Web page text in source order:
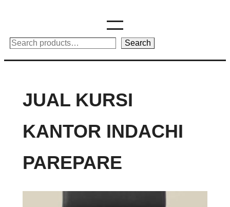
Search Search
JUAL KURSI
KANTOR INDACHI
PAREPARE